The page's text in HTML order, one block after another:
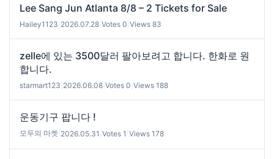
Lee Sang Jun Atlanta 8/8 – 2 Tickets for Sale
Hailey1123 2026.07.28 Votes 0 Views 83
zelle에 있는 3500달러 팔아보려고 합니다. 한화로 원
합니다.
starmart123 2026.06.08 Votes 0 Views 188
운동기구 팝니다 !
모두의 마켓 2026.05.31 Votes 1 Views 178